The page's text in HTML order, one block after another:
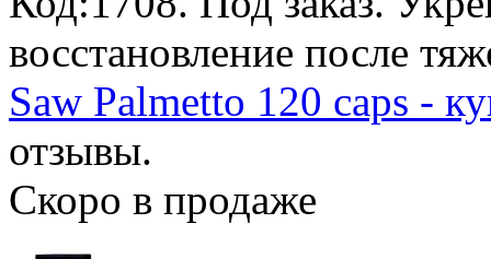
восстановление после
Saw Palmetto 120 caps -
отзывы.
Скоро в продаже